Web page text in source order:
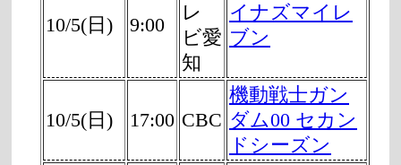
10/5(日) 9:00
レ
ビ愛
知
イナズマイレ
ブン
10/5(日) 17:00 CBC
機動戦士ガン
ダム00 セカン
ドシーズン